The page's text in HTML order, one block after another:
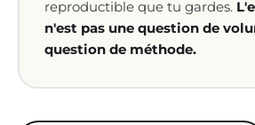
reproductible que tu gardes.
n'est pas une question de
question de méthode.